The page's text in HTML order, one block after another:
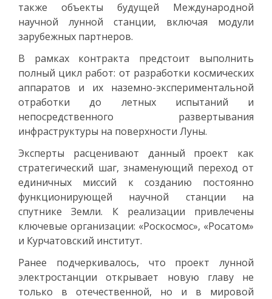
также объекты будущей Международной
научной лунной станции, включая модули
зарубежных партнеров.
В рамках контракта предстоит выполнить
полный цикл работ: от разработки космических
аппаратов и их наземно-экспериментальной
отработки до летных испытаний и
непосредственного развертывания
инфраструктуры на поверхности Луны.
Эксперты расценивают данный проект как
стратегический шаг, знаменующий переход от
единичных миссий к созданию постоянно
функционирующей научной станции на
спутнике Земли. К реализации привлечены
ключевые организации: «Роскосмос», «Росатом»
и Курчатовский институт.
Ранее подчеркивалось, что проект лунной
электростанции открывает новую главу не
только в отечественной, но и в мировой